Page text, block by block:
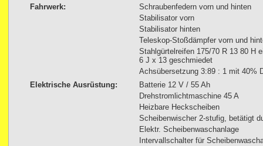
Fahrwerk:
Schraubenfedern vorn und hinten
Stabilisator vorn
Stabilisator hinten
Teleskop-Stoßdämpfer vorn und
Stahlgürtelreifen 175/70 R 13 80 H
6 J x 13 geschmiedet
Achsübersetzung 3:89 : 1 mit 40%
Elektrische Ausrüstung:
Batterie 12 V / 55 Ah
Drehstromlichtmaschine 45 A
Heizbare Heckscheiben
Scheibenwischer 2-stufig, betätigt
Elektr. Scheibenwaschanlage
Intervallschalter für